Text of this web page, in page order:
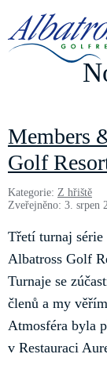
Members
Golf
Kategorie: Z hřiště
Zveřejněno: 3. srpen
Třetí turnaj
Albatross Golf
Turnaje se
členů a my
Atmosféra byla
v Restauraci